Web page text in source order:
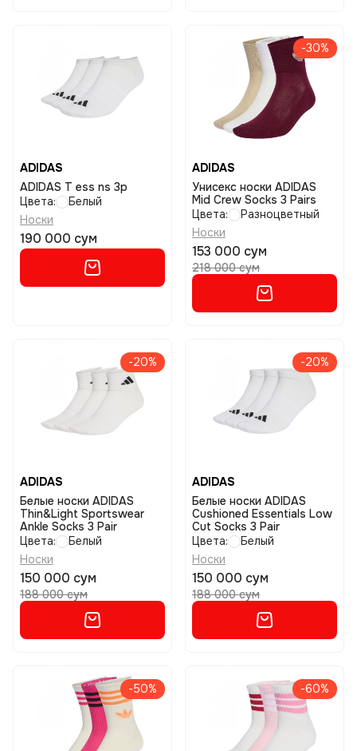
ADIDAS
ADIDAS T ess ns 3p
Цвета:
Белый
Носки
190 000 сум
-30%
ADIDAS
Унисекс носки ADIDAS
Mid Crew Socks 3 Pairs
Цвета:
Разноцветный
Носки
153 000 сум
218 000 сум
-20%
ADIDAS
Белые носки ADIDAS
Thin&Light Sportswear
Ankle Socks 3 Pair
Цвета:
Белый
Носки
150 000 сум
188 000 сум
-20%
ADIDAS
Белые носки ADIDAS
Cushioned Essentials Low
Cut Socks 3 Pair
Цвета:
Белый
Носки
150 000 сум
188 000 сум
-50% -60%